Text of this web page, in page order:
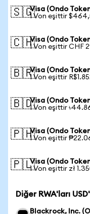
🇸🇬Visa (Ondo
1 Von eşittir
🇨🇭Visa (Ondo
1 Von eşittir CHF
🇧🇷Visa (Ondo
1 Von eşittir
🇧🇩Visa (Ondo
1 Von eşittir
🇵🇭Visa (Ondo
1 Von eşittir
🇵🇱Visa (Ondo
1 Von eşittir zł
Diğer RWA'ları
Blackrock, Inc.